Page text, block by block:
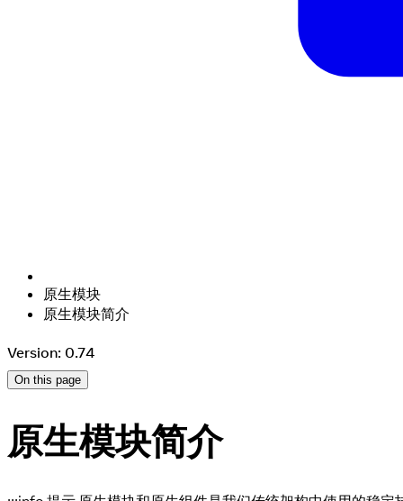
原生模块
原生模块简介
Version: 0.74
On this page
原生模块简介